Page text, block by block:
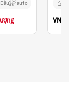
Dầu auto
VND